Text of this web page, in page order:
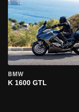
BMW
K 1600 GTL